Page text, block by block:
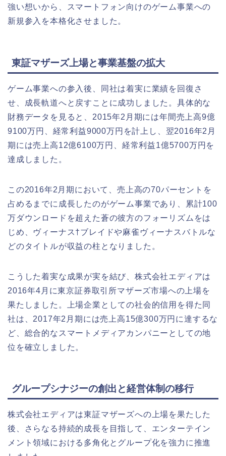
強い想いから、スマートフォン向けのゲーム事業への
新規参入を本格化させました。
東証マザーズ上場と事業基盤の拡大
ゲーム事業への参入後、同社は着実に業績を回復さ
せ、成長軌道へと戻すことに成功しました。具体的な
財務データを見ると、2015年2月期には年間売上高9億
9100万円、経常利益9000万円を計上し、翌2016年2月
期には売上高12億6100万円、経常利益1億5700万円を
達成しました。
この2016年2月期において、売上高の70パーセントを
占めるまでに成長したのがゲーム事業であり、累計100
万ダウンロードを超えた蒼の彼方のフォーリズムをは
じめ、ヴィーナス†ブレイドや麻雀ヴィーナスバトルな
どのタイトルが収益の柱となりました。
こうした着実な成果が実を結び、株式会社エディアは
2016年4月に東京証券取引所マザーズ市場への上場を
果たしました。上場企業としての社会的信用を得た同
社は、2017年2月期には売上高15億300万円に達するな
ど、総合的なスマートメディアカンパニーとしての地
位を確立しました。
グループシナジーの創出と経営体制の移行
株式会社エディアは東証マザーズへの上場を果たした
後、さらなる持続的成長を目指して、エンターテイン
メント領域における多角化とグループ化を強力に推進